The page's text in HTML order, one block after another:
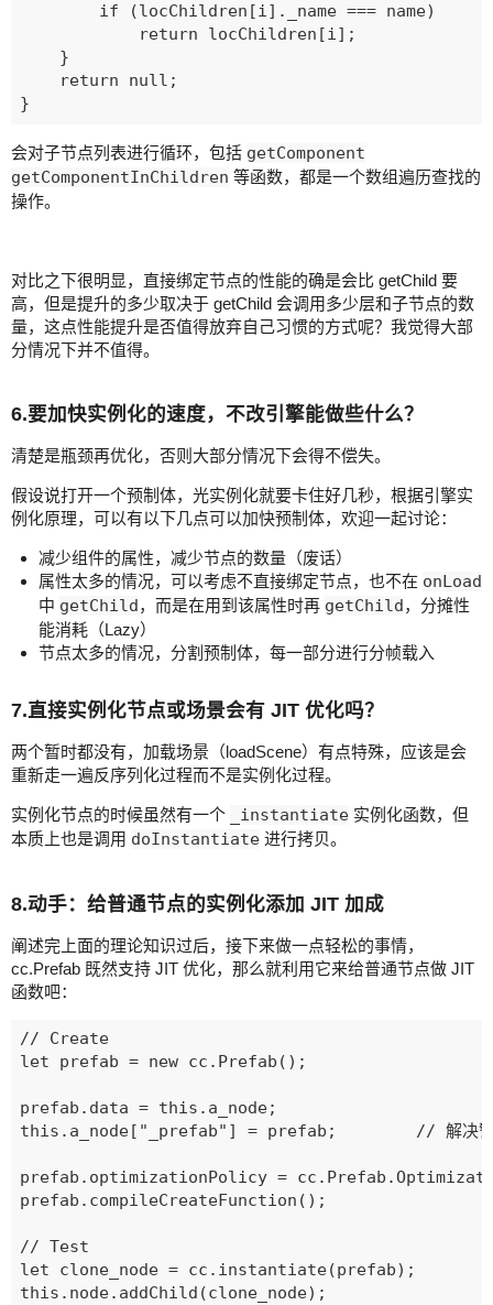
        if (locChildren[i]._name === name)
            return locChildren[i];
    }
    return null;
会对子节点列表进行循环，包括 getComponent
getComponentInChildren 等函数，都是一个数组遍历查找的
操作。
对比之下很明显，直接绑定节点的性能的确是会比 getChild 要
高，但是提升的多少取决于 getChild 会调用多少层和子节点的数
量，这点性能提升是否值得放弃自己习惯的方式呢？我觉得大部
分情况下并不值得。
6.要加快实例化的速度，不改引擎能做些什么？
清楚是瓶颈再优化，否则大部分情况下会得不偿失。
假设说打开一个预制体，光实例化就要卡住好几秒，根据引擎实
例化原理，可以有以下几点可以加快预制体，欢迎一起讨论：
减少组件的属性，减少节点的数量（废话）
属性太多的情况，可以考虑不直接绑定节点，也不在 onLoad
中 getChild，而是在用到该属性时再 getChild，分摊性
能消耗（Lazy）
节点太多的情况，分割预制体，每一部分进行分帧载入
7.直接实例化节点或场景会有 JIT 优化吗？
两个暂时都没有，加载场景（loadScene）有点特殊，应该是会
重新走一遍反序列化过程而不是实例化过程。
实例化节点的时候虽然有一个 _instantiate 实例化函数，但
本质上也是调用 doInstantiate 进行拷贝。
8.动手：给普通节点的实例化添加 JIT 加成
阐述完上面的理论知识过后，接下来做一点轻松的事情，
cc.Prefab 既然支持 JIT 优化，那么就利用它来给普通节点做 JIT
函数吧：
// Create
let prefab = new cc.Prefab();
prefab.data = this.a_node;
this.a_node["_prefab"] = prefab;        // 解决警告
prefab.optimizationPolicy =
prefab.compileCreateFunction();
// Test
let clone_node = cc.instantiate(prefab);
this.node.addChild(clone_node);